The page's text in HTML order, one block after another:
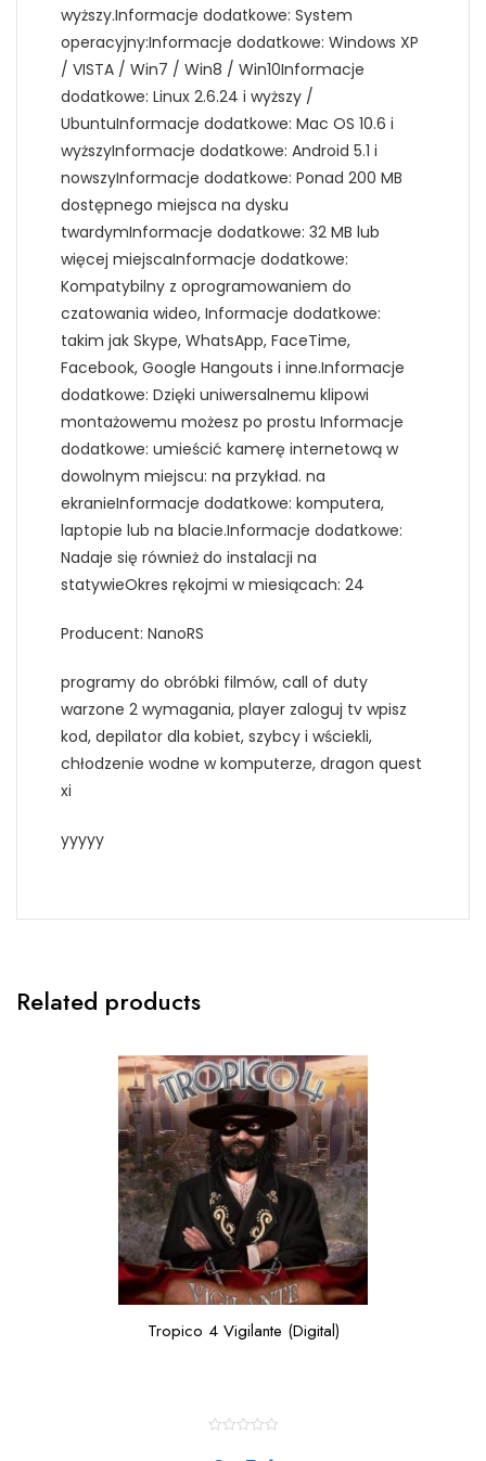
wyższy.Informacje dodatkowe: System
operacyjny:Informacje dodatkowe: Windows XP
/ VISTA / Win7 / Win8 / Win10Informacje
dodatkowe: Linux 2.6.24 i wyższy /
UbuntuInformacje dodatkowe: Mac OS 10.6 i
wyższyInformacje dodatkowe: Android 5.1 i
nowszyInformacje dodatkowe: Ponad 200 MB
dostępnego miejsca na dysku
twardymInformacje dodatkowe: 32 MB lub
więcej miejscaInformacje dodatkowe:
Kompatybilny z oprogramowaniem do
czatowania wideo, Informacje dodatkowe:
takim jak Skype, WhatsApp, FaceTime,
Facebook, Google Hangouts i inne.Informacje
dodatkowe: Dzięki uniwersalnemu klipowi
montażowemu możesz po prostu Informacje
dodatkowe: umieścić kamerę internetową w
dowolnym miejscu: na przykład. na
ekranieInformacje dodatkowe: komputera,
laptopie lub na blacie.Informacje dodatkowe:
Nadaje się również do instalacji na
statywieOkres rękojmi w miesiącach: 24
Producent: NanoRS
programy do obróbki filmów, call of duty
warzone 2 wymagania, player zaloguj tv wpisz
kod, depilator dla kobiet, szybcy i wściekli,
chłodzenie wodne w komputerze, dragon quest
xi
yyyyy
Related products
Tropico 4 Vigilante (Digital)